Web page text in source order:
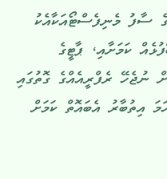
ސާފު މެނިފެސްޓޯއަކާއެކު
ކަމަށާއި، ޕާޓީގެ
ނުޖެހޭ ރެފްރީއެއްގެ ގޮތުގައި
އިތުބާރު އެބައޮތް ކަމަށް